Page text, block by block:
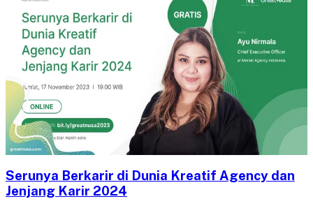
Serunya Berkarir di Dunia Kreatif Agency dan
Jenjang Karir 2024